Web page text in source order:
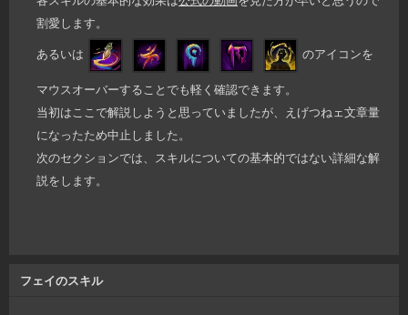
割愛します。
あるいは
のアイコンを
マウスオーバーすることでも軽く確認できます。
当初はここで解説しようと思っていましたが、えげつねェ文章量
になったため中止しました。
次のセクションでは、スキルについての基本的ではない詳細な解
説をします。
フェイのスキル